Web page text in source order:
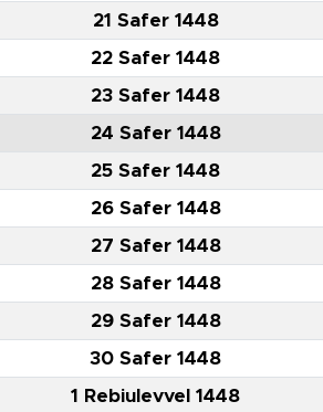
21 Safer 1448
22 Safer 1448
23 Safer 1448
24 Safer 1448
25 Safer 1448
26 Safer 1448
27 Safer 1448
28 Safer 1448
29 Safer 1448
30 Safer 1448
1 Rebiulevvel 1448